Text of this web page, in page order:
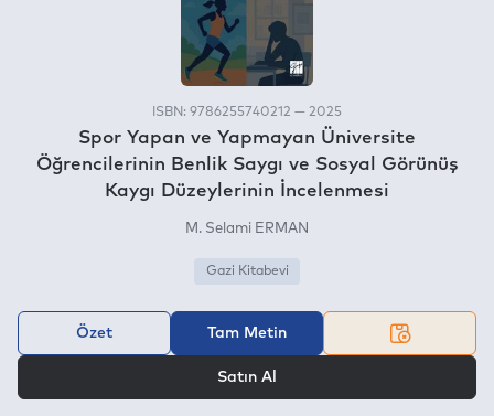
ISBN: 9786255740212 — 2025
Spor Yapan ve Yapmayan Üniversite
Öğrencilerinin Benlik Saygı ve Sosyal Görünüş
Kaygı Düzeylerinin İncelenmesi
M. Selami ERMAN
Gazi Kitabevi
Özet Tam Metin
Satın Al